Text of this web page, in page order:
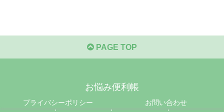
PAGE TOP
お悩み便利帳
プライバシーポリシー お問い合わせ